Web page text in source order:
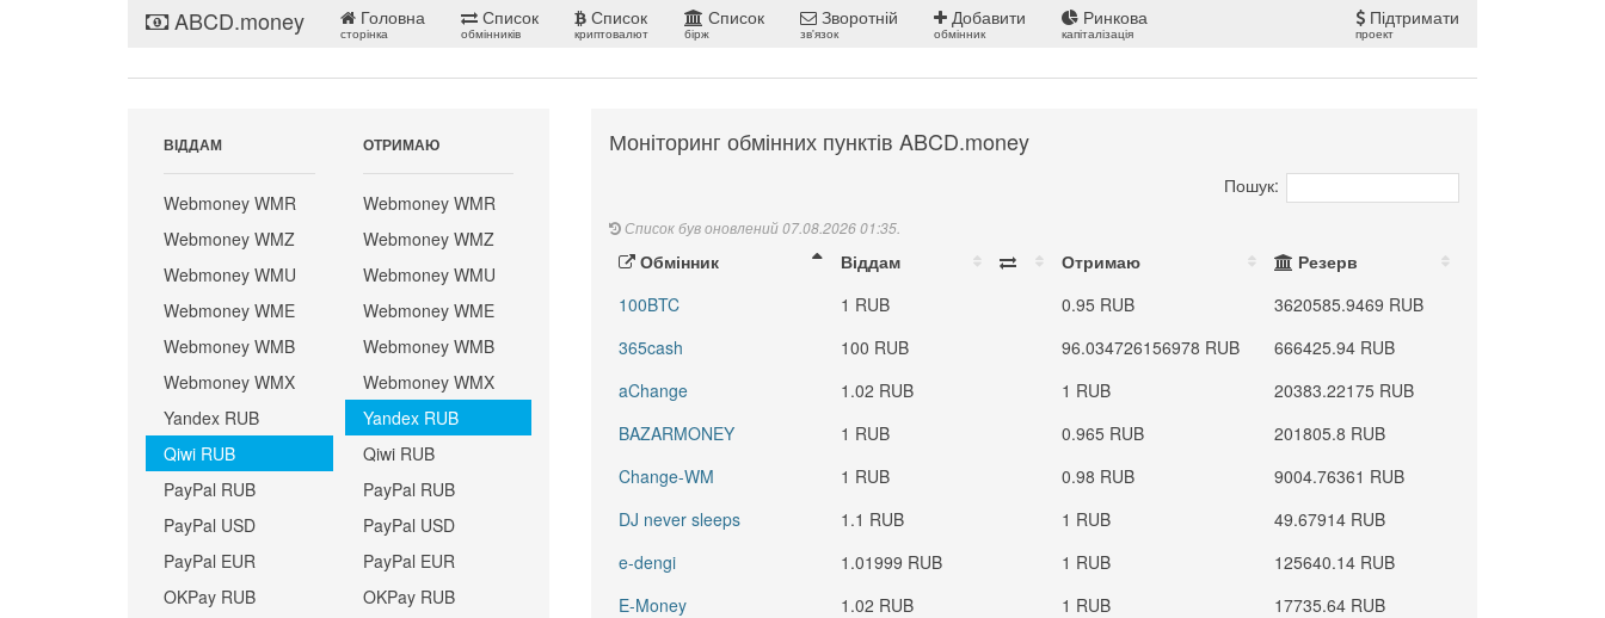
ABCD.money Головна
сторінка
Список
обмінників
Список
криптовалют
Список
бірж
Зворотній
зв'язок
Добавити
обмінник
Ринкова
капіталізація
Підтримати
проект
ВІДДАМ
Webmoney WMR
Webmoney WMZ
Webmoney WMU
Webmoney WME
Webmoney WMB
Webmoney WMX
Yandex RUB
Qiwi RUB
PayPal RUB
PayPal USD
PayPal EUR
OKPay RUB
ОТРИМАЮ
Webmoney WMR
Webmoney WMZ
Webmoney WMU
Webmoney WME
Webmoney WMB
Webmoney WMX
Yandex RUB
Qiwi RUB
PayPal RUB
PayPal USD
PayPal EUR
OKPay RUB
Моніторинг обмінних пунктів ABCD.money
Пошук:
Список був оновлений 07.08.2026 01:35.
Обмінник Віддам Отримаю
Резерв
100BTC
1 RUB 0.95 RUB
3620585.9469 RUB
365cash
100 RUB 96.034726156978 RUB
666425.94 RUB
aChange
1.02 RUB 1 RUB
20383.22175 RUB
BAZARMONEY
1 RUB 0.965 RUB
201805.8 RUB
Change-WM
1 RUB 0.98 RUB
9004.76361 RUB
DJ never sleeps
1.1 RUB 1 RUB
49.67914 RUB
e-dengi
1.01999 RUB 1 RUB
125640.14 RUB
E-Money
1.02 RUB 1 RUB
17735.64 RUB